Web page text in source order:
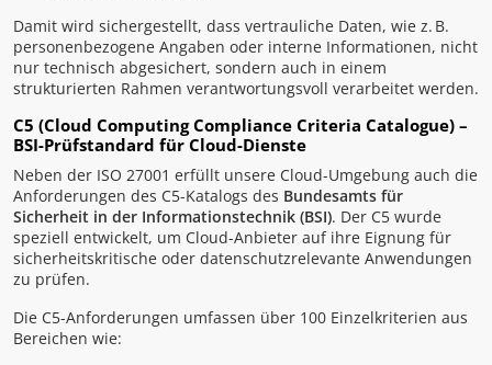
Damit wird sichergestellt, dass vertrauliche Daten, wie z. B.
personenbezogene Angaben oder interne Informationen, nicht
nur technisch abgesichert, sondern auch in einem
strukturierten Rahmen verantwortungsvoll verarbeitet werden.
C5 (Cloud Computing Compliance Criteria Catalogue) –
BSI-Prüfstandard für Cloud-Dienste
Neben der ISO 27001 erfüllt unsere Cloud-Umgebung auch die
Anforderungen des C5-Katalogs des Bundesamts für
Sicherheit in der Informationstechnik (BSI). Der C5 wurde
speziell entwickelt, um Cloud-Anbieter auf ihre Eignung für
sicherheitskritische oder datenschutzrelevante Anwendungen
zu prüfen.
Die C5-Anforderungen umfassen über 100 Einzelkriterien aus
Bereichen wie: